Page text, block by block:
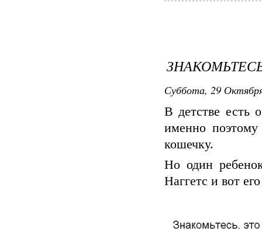
Суббота, 29
В детстве есть
именно
кошечку.
Но один
Наггетс и вот